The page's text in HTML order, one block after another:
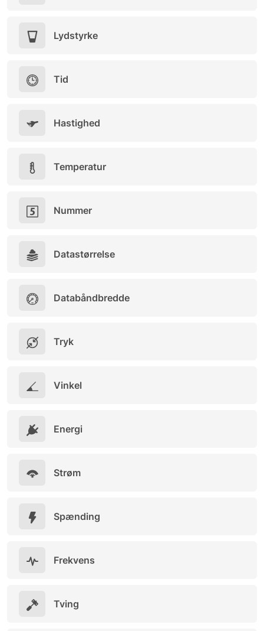
Lydstyrke
Tid
Hastighed
Temperatur
Nummer
Datastørrelse
Databåndbredde
Tryk
Vinkel
Energi
Strøm
Spænding
Frekvens
Tving